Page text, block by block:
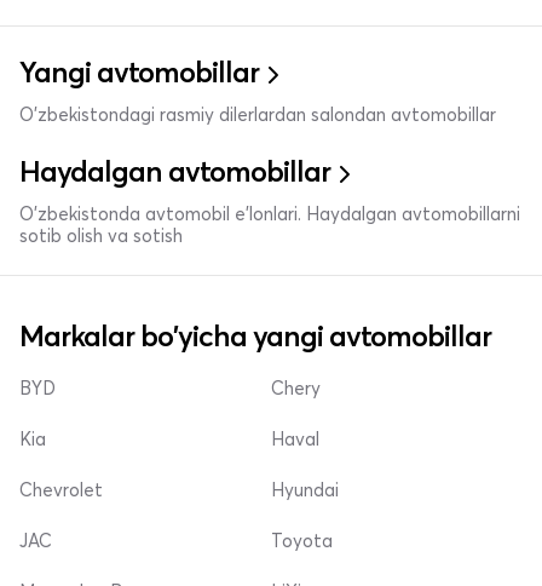
Yangi avtomobillar
O'zbekistondagi rasmiy dilerlardan salondan avtomobillar
Haydalgan avtomobillar
O'zbekistonda avtomobil e’lonlari. Haydalgan avtomobillarni
sotib olish va sotish
Markalar bo'yicha yangi avtomobillar
BYD
Kia
Chevrolet
Chery
Haval
Hyundai
JAC Toyota